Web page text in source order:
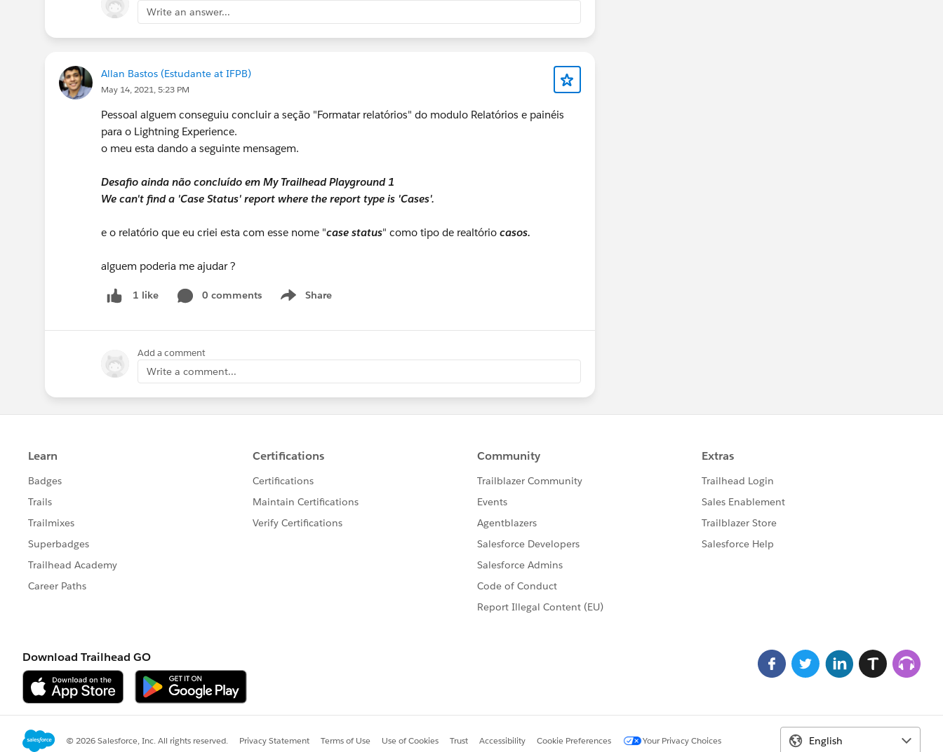
Write an answer...
Allan Bastos (Estudante at IFPB)
May 14, 2021, 5:23 PM
Pessoal alguem conseguiu concluir a seção "Formatar relatórios" do modulo Relatórios e painéis
para o Lightning Experience.
o meu esta dando a seguinte mensagem.
Desafio ainda não concluído em My Trailhead Playground 1
We can't find a 'Case Status' report where the report type is 'Cases'.
e o relatório que eu criei esta com esse nome "case status" como tipo de realtório casos.
alguem poderia me ajudar ?
1 like 0 comments Share
Show menu
Add a comment
Write a comment...